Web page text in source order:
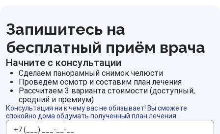
Запишитесь на
бесплатный приём врача
Начните с консультации
Сделаем панорамный снимок челюсти
Проведём осмотр и составим план лечения
Рассчитаем 3 варианта стоимости (доступный,
средний и премиум)
Консультация ни к чему вас не обязывает! Вы сможете
спокойно дома обдумать полученный план лечения.
Телефон